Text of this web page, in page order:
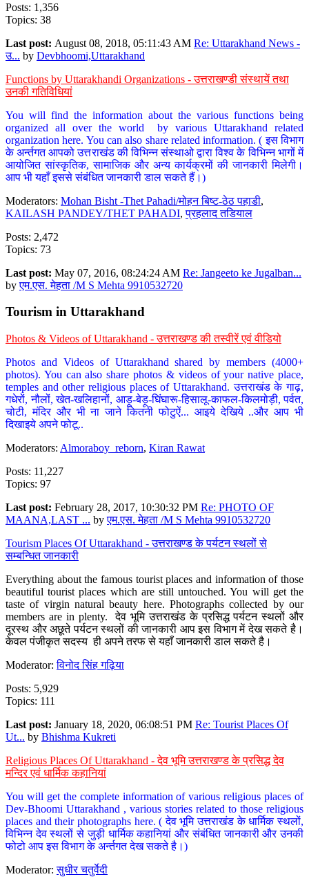
Posts: 1,356
Topics: 38
Last post: August 08, 2018, 05:11:43 AM Re: Uttarakhand News -
उ... by Devbhoomi,Uttarakhand
Functions by Uttarakhandi Organizations - उत्तराखण्डी संस्थायें तथा
उनकी गतिविधियां
You will find the information about the various functions being
organized all over the world by various Uttarakhand related
organization here. You can also share related information. ( इस विभाग
के अर्न्तगत आपको उत्तराखंड की विभिन्न संस्थाओ द्वारा विश्व के विभिन्न भागों में
आयोजित सांस्कृतिक, सामाजिक और अन्य कार्यक्रमों की जानकारी मिलेगी।
आप भी यहाँ इससे संबंधित जानकारी डाल सकते हैं।)
Moderators: Mohan Bisht -Thet Pahadi/मोहन बिष्ट-ठेठ पहाडी,
KAILASH PANDEY/THET PAHADI,प्रहलाद तडियाल
Posts: 2,472
Topics: 73
Last post: May 07, 2016, 08:24:24 AM Re: Jangeeto ke Jugalban...
byएम.एस. मेहता /M S Mehta 9910532720
Tourism in Uttarakhand
Photos & Videos of Uttarakhand - उत्तराखण्ड की तस्वीरें एवं वीडियो
Photos and Videos of Uttarakhand shared by members (4000+
photos). You can also share photos & videos of your native place,
temples and other religious places of Uttarakhand. उत्तराखंड के गाढ़,
गधेरों, नौलों, खेत-खलिहानों, आड़ू-बेड़ू-घिंघारू-हिसालू-काफल-किलमोड़ी, पर्वत,
चोटी, मंदिर और भी ना जाने कितनी फोटुऐं... आइये देखिये ..और आप भी
दिखाइये अपने फोटू..
Moderators: Almoraboy_reborn, Kiran Rawat
Posts: 11,227
Topics: 97
Last post: February 28, 2017, 10:30:32 PM Re: PHOTO OF
MAANA,LAST ... byएम.एस. मेहता /M S Mehta 9910532720
Tourism Places Of Uttarakhand - उत्तराखण्ड के पर्यटन स्थलों से
सम्बन्धित जानकारी
Everything about the famous tourist places and information of those
beautiful tourist places which are still untouched. You will get the
taste of virgin natural beauty here. Photographs collected by our
members are in plenty. देव भूमि उत्तराखंड के प्रसिद्ध पर्यटन स्थलों और
दूरस्थ और अछूते पर्यटन स्थलों की जानकारी आप इस विभाग में देख सकते है।
केवल पंजीकृत सदस्य ही अपने तरफ से यहाँ जानकारी डाल सकते है।
Moderator:विनोद सिंह गढ़िया
Posts: 5,929
Topics: 111
Last post: January 18, 2020, 06:08:51 PM Re: Tourist Places Of
Ut... by Bhishma Kukreti
Religious Places Of Uttarakhand - देव भूमि उत्तराखण्ड के प्रसिद्ध देव
मन्दिर एवं धार्मिक कहानियां
You will get the complete information of various religious places of
Dev-Bhoomi Uttarakhand , various stories related to those religious
places and their photographs here. ( देव भूमि उत्तराखंड के धार्मिक स्थलों,
विभिन्न देव स्थलों से जुड़ी धार्मिक कहानियां और संबंधित जानकारी और उनकी
फोटो आप इस विभाग के अर्न्तगत देख सकते है।)
Moderator:सुधीर चतुर्वेदी